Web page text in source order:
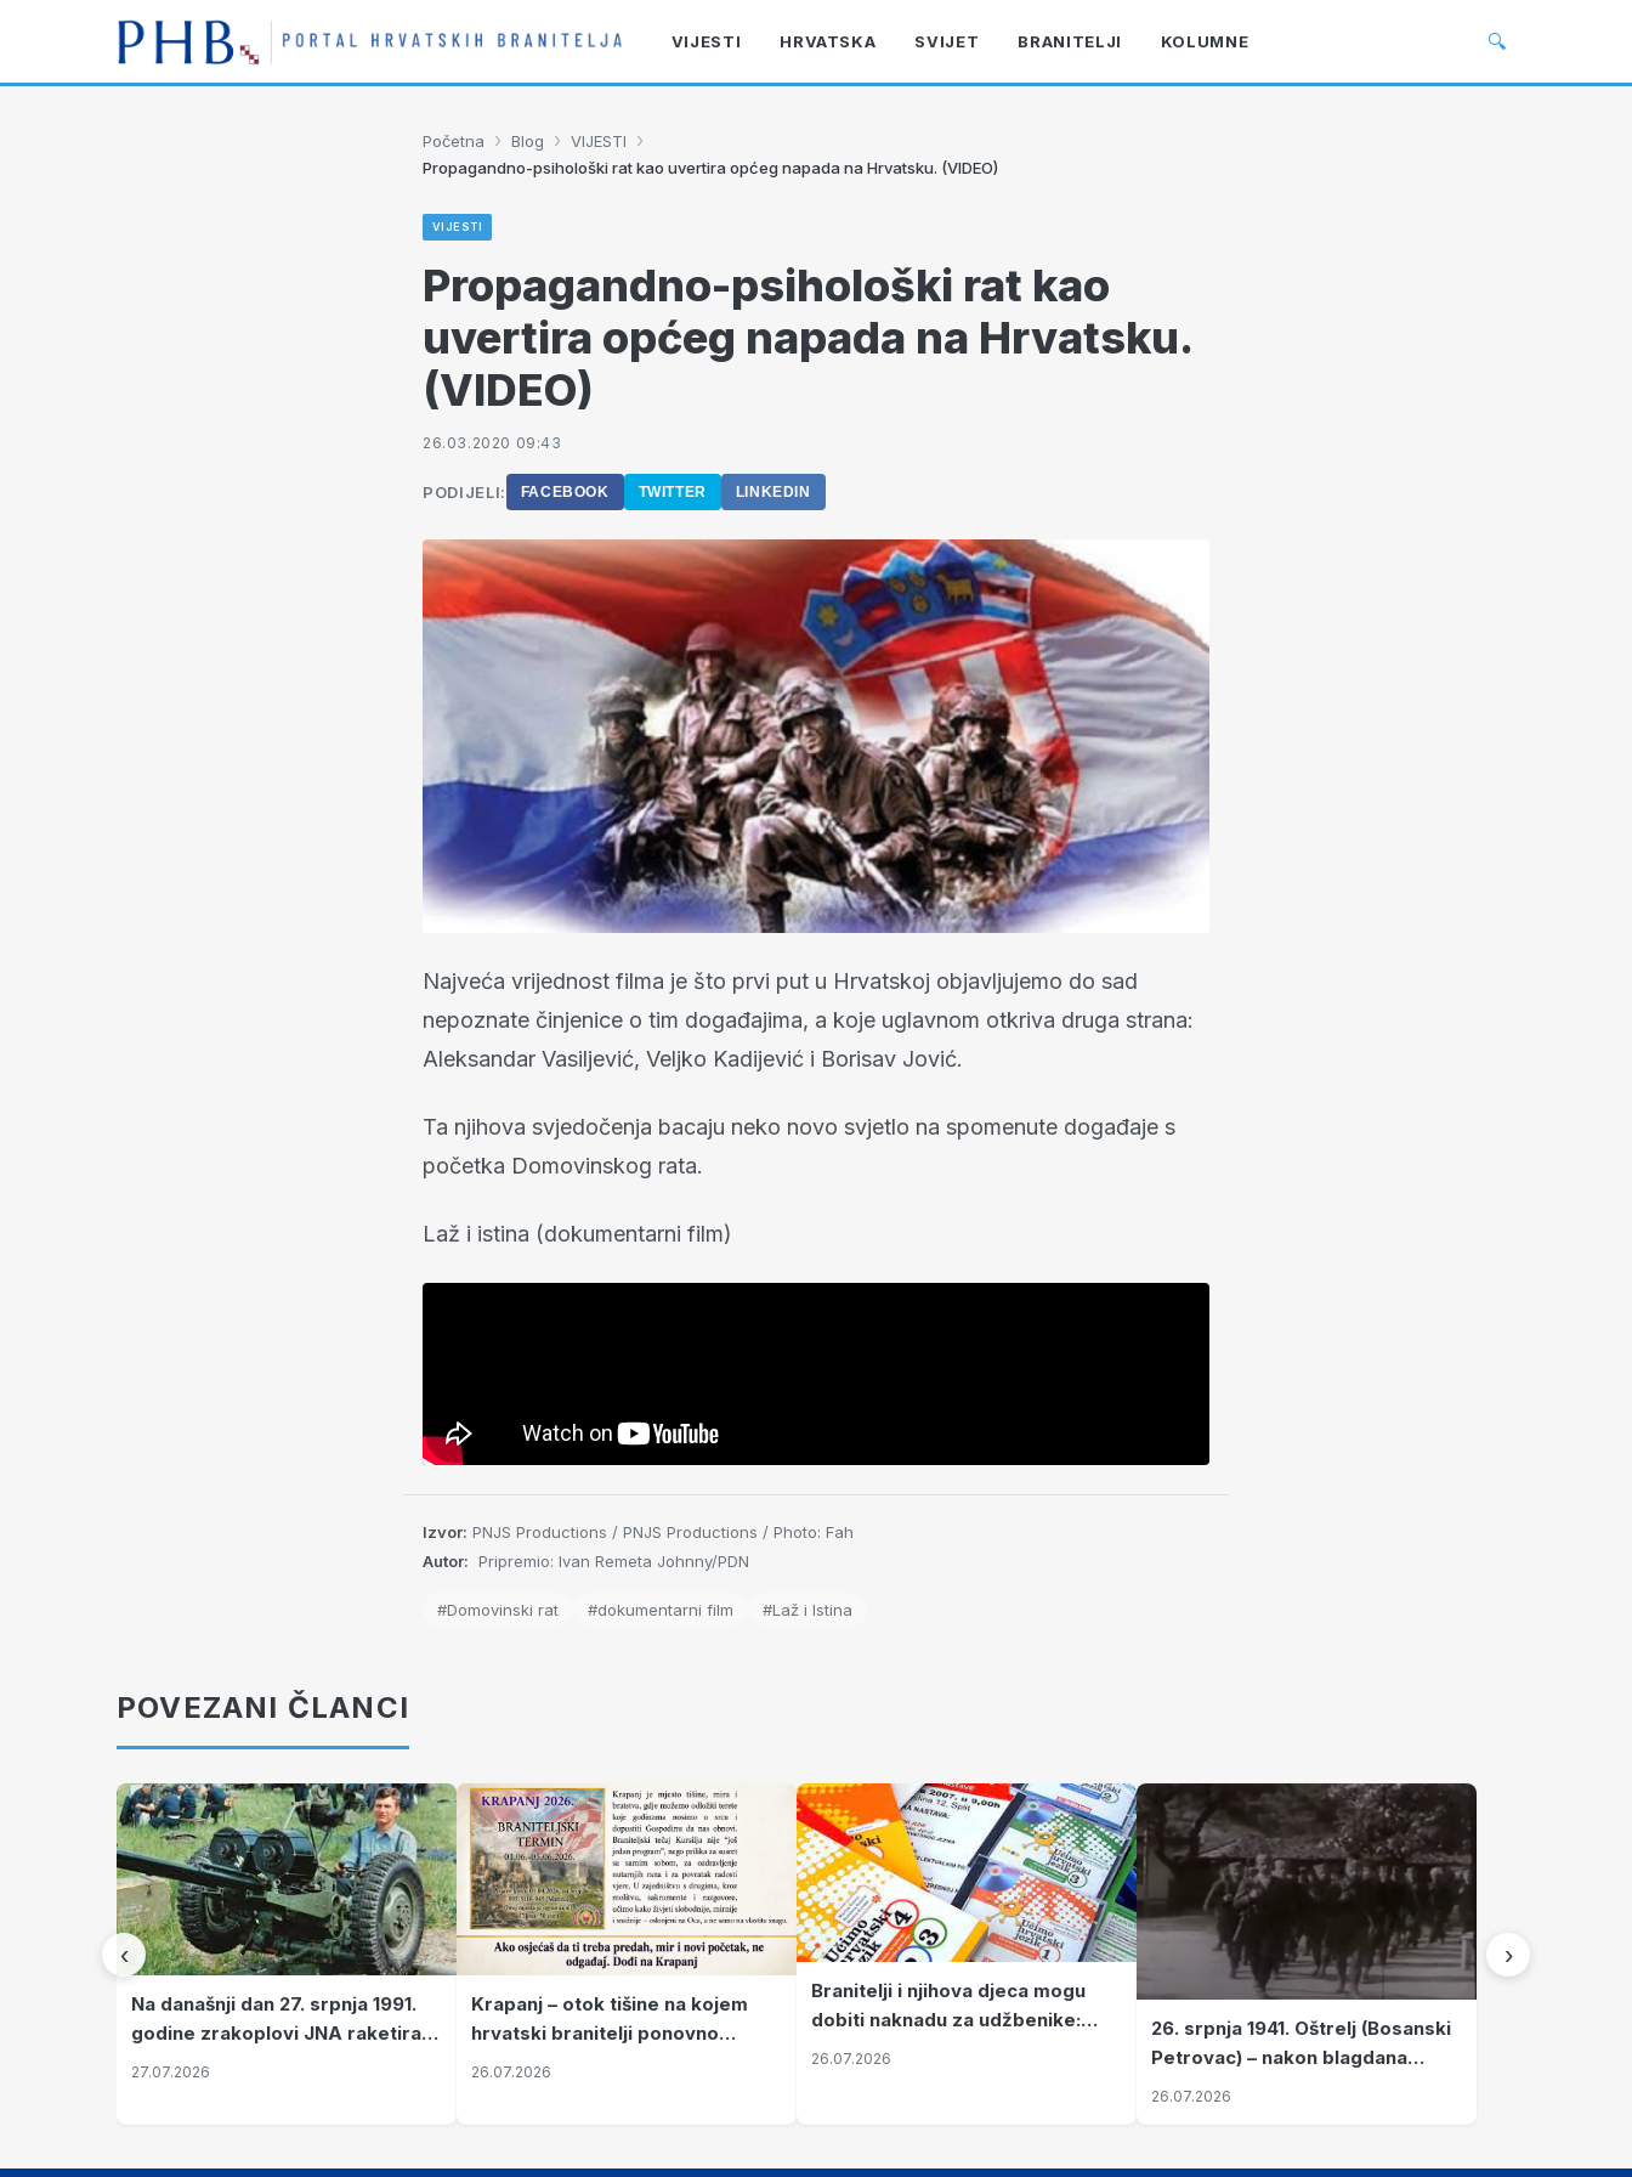
VIJESTI HRVATSKA SVIJET BRANITELJI KOLUMNE 🔍
Početna › Blog › VIJESTI ›
Propagandno-psihološki rat kao uvertira općeg napada na Hrvatsku. (VIDEO)
VIJESTI
Propagandno-psihološki rat kao
uvertira općeg napada na Hrvatsku.
(VIDEO)
26.03.2020 09:43
PODIJELI: FACEBOOK TWITTER LINKEDIN
Najveća vrijednost filma je što prvi put u Hrvatskoj objavljujemo do sad
nepoznate činjenice o tim događajima, a koje uglavnom otkriva druga strana:
Aleksandar Vasiljević, Veljko Kadijević i Borisav Jović.
Ta njihova svjedočenja bacaju neko novo svjetlo na spomenute događaje s
početka Domovinskog rata.
Laž i istina (dokumentarni film)
Izvor: PNJS Productions / PNJS Productions / Photo: Fah
Autor: Pripremio: Ivan Remeta Johnny/PDN
#Domovinski rat #dokumentarni film #Laž i Istina
POVEZANI ČLANCI
‹
Na današnji dan 27. srpnja 1991.
godine zrakoplovi JNA raketirali
su vojarnu i obučni centar "Nikola
27.07.2026
Krapanj – otok tišine na kojem
hrvatski branitelji ponovno
pronalaze mir
26.07.2026
Branitelji i njihova djeca mogu
dobiti naknadu za udžbenike:
zahtjevi se podnose do 31.
26.07.2026
26. srpnja 1941. Oštrelj (Bosanski
Petrovac) – nakon blagdana
Svete Ane izvršen napad srpskih
26.07.2026
›